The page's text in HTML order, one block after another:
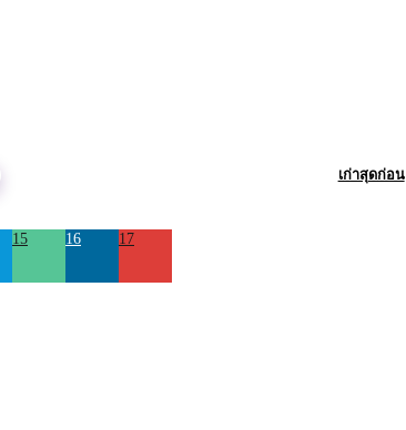
เก่าสุดก่อน
15 16 17